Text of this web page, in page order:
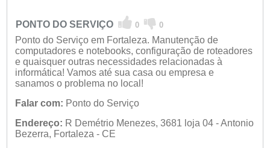
PONTO DO SERVIÇO 0 0
Ponto do Serviço em Fortaleza. Manutenção de
computadores e notebooks, configuração de roteadores
e quaisquer outras necessidades relacionadas à
informática! Vamos até sua casa ou empresa e
sanamos o problema no local!
Falar com: Ponto do Serviço
Endereço: R Demétrio Menezes, 3681 loja 04 - Antonio
Bezerra, Fortaleza - CE